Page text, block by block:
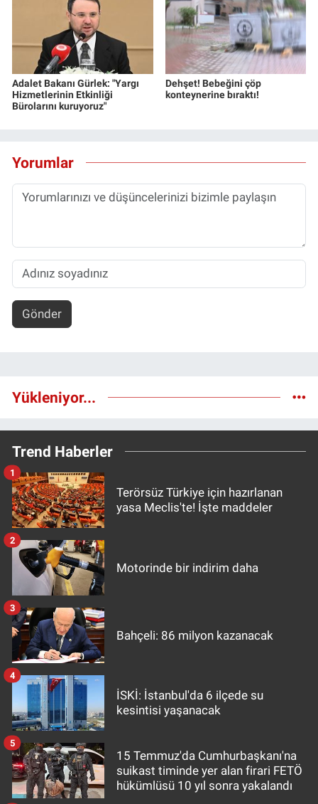
Adalet Bakanı Gürlek: "Yargı
Hizmetlerinin Etkinliği
Bürolarını kuruyoruz"
Dehşet! Bebeğini çöp
konteynerine bıraktı!
Yorumlar
Gönder
Yükleniyor...
Trend Haberler
Terörsüz Türkiye için hazırlanan
yasa Meclis'te! İşte maddeler
1
Motorinde bir indirim daha
2
Bahçeli: 86 milyon kazanacak
3
İSKİ: İstanbul'da 6 ilçede su
kesintisi yaşanacak
4
15 Temmuz'da Cumhurbaşkanı'na
suikast timinde yer alan firari FETÖ
hükümlüsü 10 yıl sonra yakalandı
5